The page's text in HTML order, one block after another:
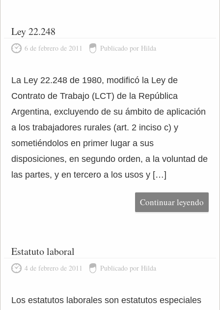
Ley 22.248
6 de febrero de 2011 Publicado por Hilda
La Ley 22.248 de 1980, modificó la Ley de
Contrato de Trabajo (LCT) de la República
Argentina, excluyendo de su ámbito de aplicación
a los trabajadores rurales (art. 2 inciso c) y
sometiéndolos en primer lugar a sus
disposiciones, en segundo orden, a la voluntad de
las partes, y en tercero a los usos y […]
Continuar leyendo
Estatuto laboral
4 de febrero de 2011 Publicado por Hilda
Los estatutos laborales son estatutos especiales